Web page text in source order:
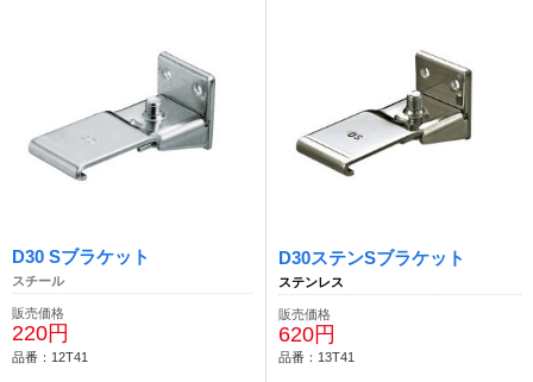
D30 Sブラケット
スチール
販売価格
220円
品番：12T41
D30ステンSブラケット
ステンレス
販売価格
620円
品番：13T41